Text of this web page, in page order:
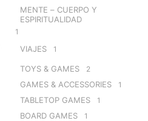
MENTE – CUERPO Y
ESPIRITUALIDAD
1
VIAJES 1
TOYS & GAMES 2
GAMES & ACCESSORIES 1
TABLETOP GAMES 1
BOARD GAMES 1